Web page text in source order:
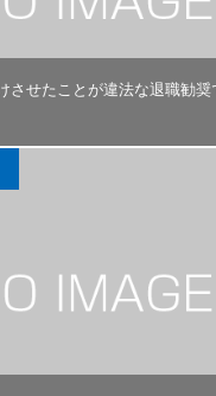
させたことが違法な退職勧奨